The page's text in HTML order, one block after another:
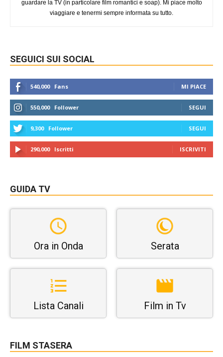
guardare la TV (in particolare film romantici e soap). Mi piace molto
viaggiare e tenermi sempre informata su tutto.
SEGUICI SUI SOCIAL
540,000 Fans MI PIACE
550,000 Follower SEGUI
9,300 Follower SEGUI
290,000 Iscritti ISCRIVITI
GUIDA TV
Ora in Onda Serata
Lista Canali Film in Tv
FILM STASERA